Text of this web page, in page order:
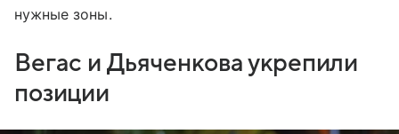
нужные зоны.
Вегас и Дьяченкова укрепили
позиции